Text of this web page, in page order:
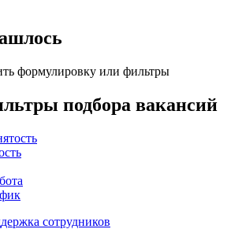
формулировку или фильтры
подбора вакансий
сотрудников